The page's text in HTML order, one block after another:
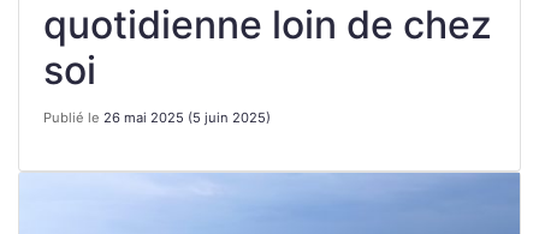
quotidienne loin de chez
soi
Publié le 26 mai 2025 (5 juin 2025)